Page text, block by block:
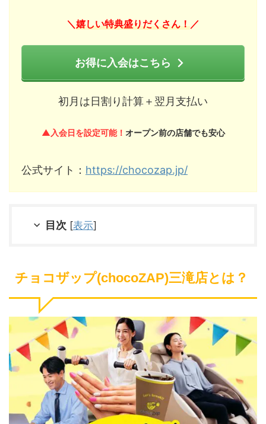
＼ 嬉しい特典盛りだくさん！ ／
お得に入会はこちら
初月は日割り計算＋翌月支払い
▲入会日を設定可能！ オープン前の店舗でも安心
公式サイト： https://chocozap.jp/
目次 [表示]
チョコザップ(chocoZAP)三滝店とは？